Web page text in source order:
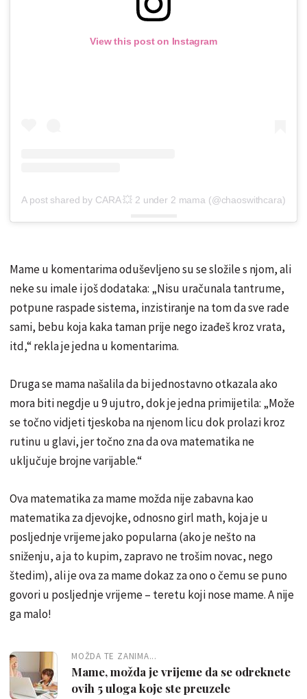
View this post on Instagram
A post shared by CARA 💥 2 under 2 mama (@chaoswithcara)
Mame u komentarima oduševljeno su se složile s njom, ali
neke su imale i još dodataka: „Nisu uračunala tantrume,
potpune raspade sistema, inzistiranje na tom da sve rade
sami, bebu koja kaka taman prije nego izađeš kroz vrata,
itd,“ rekla je jedna u komentarima.
Druga se mama našalila da bi jednostavno otkazala ako
mora biti negdje u 9 ujutro, dok je jedna primijetila: „Može
se točno vidjeti tjeskoba na njenom licu dok prolazi kroz
rutinu u glavi, jer točno zna da ova matematika ne
uključuje brojne varijable.“
Ova matematika za mame možda nije zabavna kao
matematika za djevojke, odnosno girl math, koja je u
posljednje vrijeme jako popularna (ako je nešto na
sniženju, a ja to kupim, zapravo ne trošim novac, nego
štedim), ali je ova za mame dokaz za ono o čemu se puno
govori u posljednje vrijeme – teretu koji nose mame. A nije
ga malo!
MOŽDA TE ZANIMA...
Mame, možda je vrijeme da se odreknete
ovih 5 uloga koje ste preuzele